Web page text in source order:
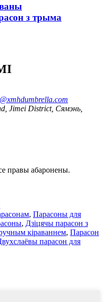
з трыма
Jimei District, Сямэнь,
правы абаронены.
, Парасоны для
, Дзіцячы парасон з
кіраваннем, Парасон
парасон для